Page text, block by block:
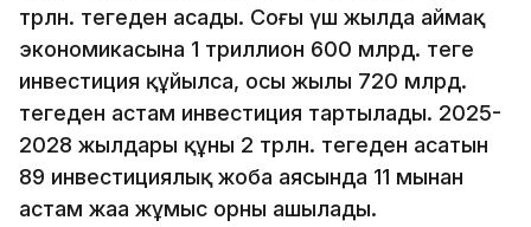
трлн. теңгеден асады. Соңғы үш жылда аймақ
экономикасына 1 триллион 600 млрд. теңге
инвестиция құйылса, осы жылы 720 млрд.
теңгеден астам инвестиция тартылады. 2025-
2028 жылдары құны 2 трлн. теңгеден асатын
89 инвестициялық жоба аясында 11 мыңнан
астам жаңа жұмыс орны ашылады.